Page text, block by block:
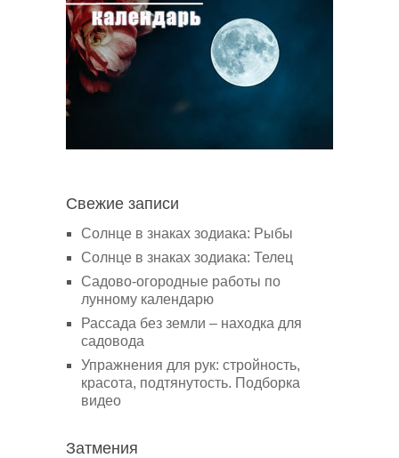
Свежие записи
Солнце в знаках зодиака: Рыбы
Солнце в знаках зодиака: Телец
Садово-огородные работы по
лунному календарю
Рассада без земли – находка для
садовода
Упражнения для рук: стройность,
красота, подтянутость. Подборка
видео
Затмения